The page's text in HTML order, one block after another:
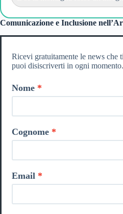
Comunicazione e Inclusione
Ricevi gratuitamente le news che
puoi disiscriverti in ogni momento.
Nome
Cognome
Email